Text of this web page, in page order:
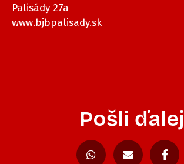
Palisády 27a
www.bjbpalisady.sk
Pošli ďalej